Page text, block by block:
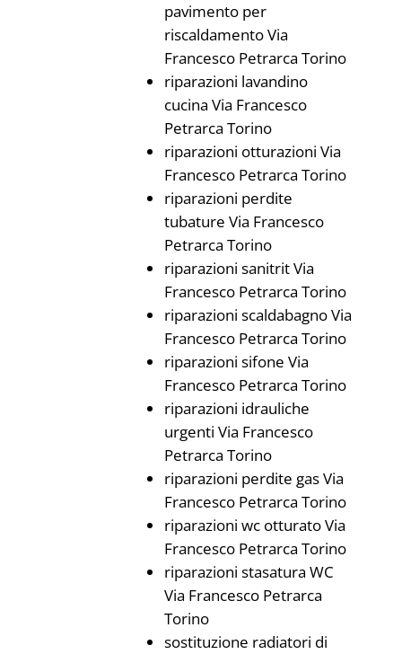
pavimento per
riscaldamento Via
Francesco Petrarca Torino
riparazioni lavandino
cucina Via Francesco
Petrarca Torino
riparazioni otturazioni Via
Francesco Petrarca Torino
riparazioni perdite
tubature Via Francesco
Petrarca Torino
riparazioni sanitrit Via
Francesco Petrarca Torino
riparazioni scaldabagno Via
Francesco Petrarca Torino
riparazioni sifone Via
Francesco Petrarca Torino
riparazioni idrauliche
urgenti Via Francesco
Petrarca Torino
riparazioni perdite gas Via
Francesco Petrarca Torino
riparazioni wc otturato Via
Francesco Petrarca Torino
riparazioni stasatura WC
Via Francesco Petrarca
Torino
sostituzione radiatori di